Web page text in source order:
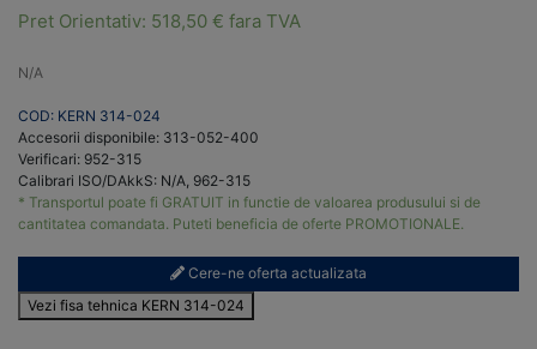
Pret Orientativ: 518,50 € fara TVA
N/A
COD: KERN 314-024
Accesorii disponibile: 313-052-400
Verificari: 952-315
Calibrari ISO/DAkkS: N/A, 962-315
* Transportul poate fi GRATUIT in functie de valoarea produsului si de
cantitatea comandata. Puteti beneficia de oferte PROMOTIONALE.
Cere-ne oferta actualizata
Vezi fisa tehnica KERN 314-024